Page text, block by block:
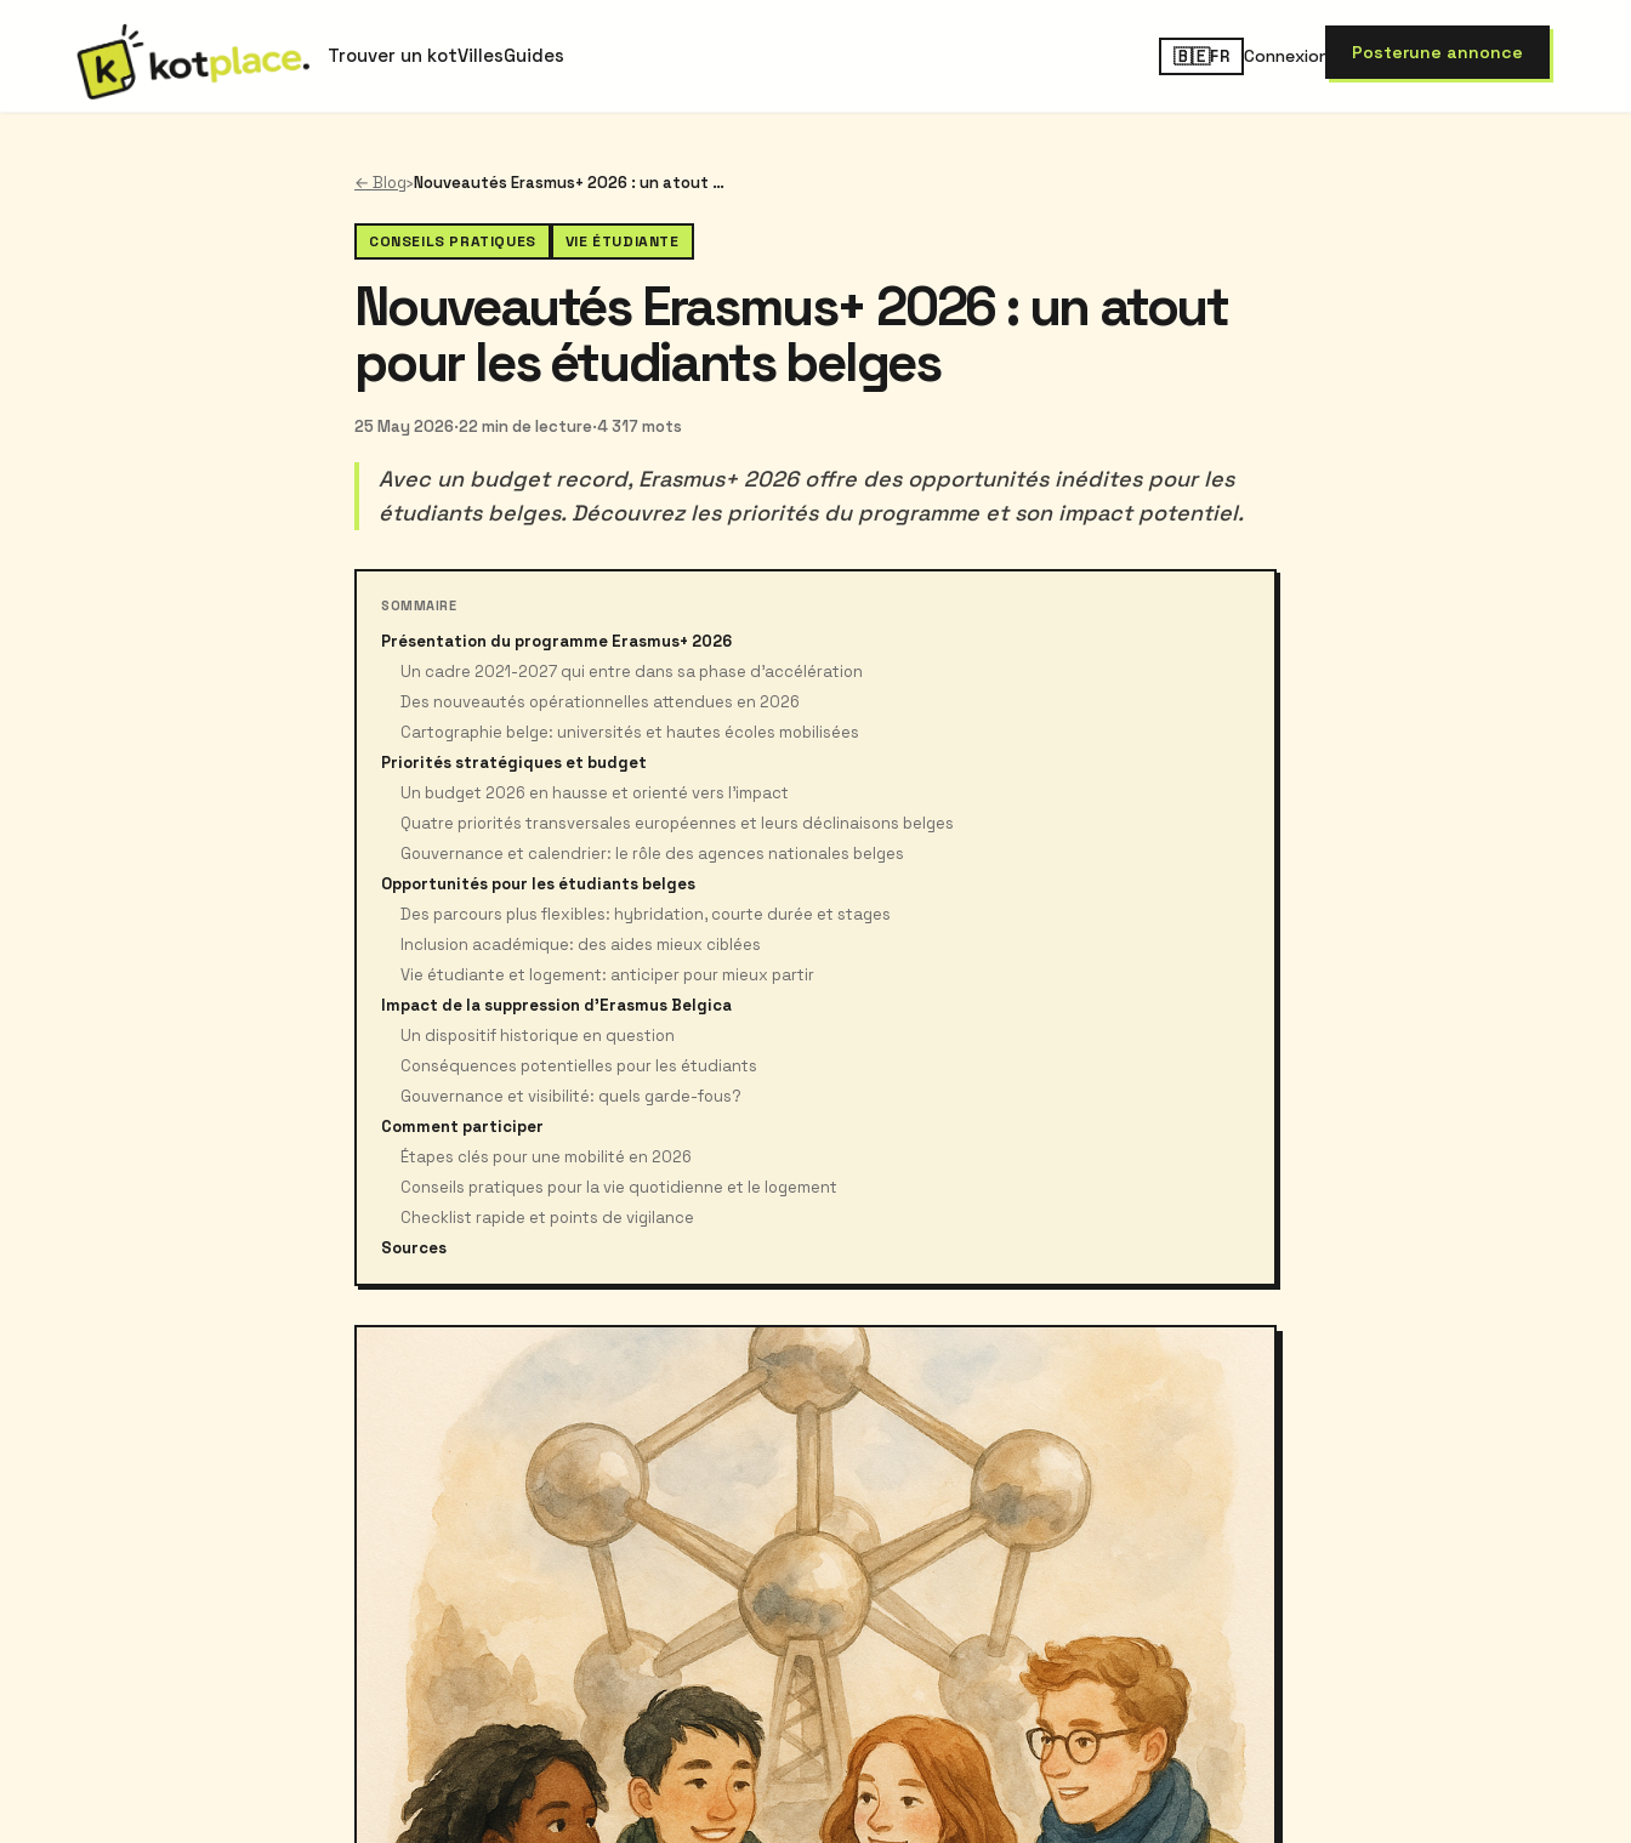
Trouver un kotVillesGuides 🇧🇪FR Connexion Posterune annonce
← Blog› Nouveautés Erasmus+ 2026 : un atout pour les étudiants belges
CONSEILS PRATIQUES VIE ÉTUDIANTE
Nouveautés Erasmus+ 2026 : un atout
pour les étudiants belges
25 May 2026·22 min de lecture·4 317 mots
Avec un budget record, Erasmus+ 2026 offre des opportunités inédites pour les
étudiants belges. Découvrez les priorités du programme et son impact potentiel.
SOMMAIRE
Présentation du programme Erasmus+ 2026
Un cadre 2021-2027 qui entre dans sa phase d’accélération
Des nouveautés opérationnelles attendues en 2026
Cartographie belge: universités et hautes écoles mobilisées
Priorités stratégiques et budget
Un budget 2026 en hausse et orienté vers l’impact
Quatre priorités transversales européennes et leurs déclinaisons belges
Gouvernance et calendrier: le rôle des agences nationales belges
Opportunités pour les étudiants belges
Des parcours plus flexibles: hybridation, courte durée et stages
Inclusion académique: des aides mieux ciblées
Vie étudiante et logement: anticiper pour mieux partir
Impact de la suppression d'Erasmus Belgica
Un dispositif historique en question
Conséquences potentielles pour les étudiants
Gouvernance et visibilité: quels garde-fous?
Comment participer
Étapes clés pour une mobilité en 2026
Conseils pratiques pour la vie quotidienne et le logement
Checklist rapide et points de vigilance
Sources